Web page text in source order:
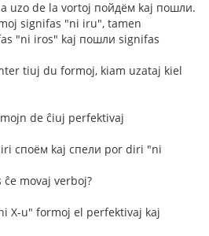
uzo de la vortoj пойдём kaj пошли.
signifas "ni iru", tamen
"ni iros" kaj пошли signifas
tiuj du formoj, kiam uzataj kiel
de ĉiuj perfektivaj
споём kaj спели por diri "ni
movaj verboj?
X-u" formoj el perfektivaj kaj